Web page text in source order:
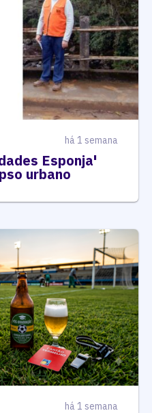
há 1 semana
Esponja'
urbano
há 1 semana